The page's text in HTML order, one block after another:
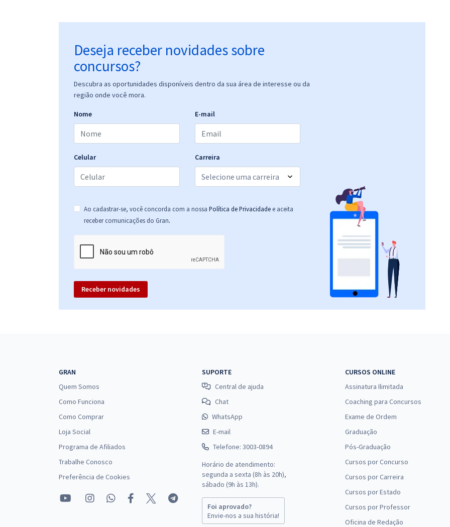
Deseja receber novidades sobre
concursos?
Descubra as oportunidades disponíveis dentro da sua área de interesse ou da
região onde você mora.
Nome E-mail
Celular Carreira
Ao cadastrar-se, você concorda com a nossa Política de Privacidade e aceita
receber comunicações do Gran.
Receber novidades
GRAN
Quem Somos
Como Funciona
Como Comprar
Loja Social
Programa de Afiliados
Trabalhe Conosco
Preferência de Cookies
SUPORTE
Central de ajuda
Chat
WhatsApp
E-mail
Telefone: 3003-0894
Horário de atendimento:
segunda a sexta (8h às 20h),
sábado (9h às 13h).
Foi aprovado?
Envie-nos a sua história!
CURSOS ONLINE
Assinatura Ilimitada
Coaching para Concursos
Exame de Ordem
Graduação
Pós-Graduação
Cursos por Concurso
Cursos por Carreira
Cursos por Estado
Cursos por Professor
Oficina de Redação